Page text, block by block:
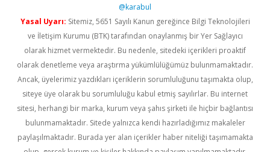
@karabul
Yasal Uyarı: Sitemiz, 5651 Sayılı Kanun gereğince Bilgi Teknolojileri
ve İletişim Kurumu (BTK) tarafından onaylanmış bir Yer Sağlayıcı
olarak hizmet vermektedir. Bu nedenle, sitedeki içerikleri proaktif
olarak denetleme veya araştırma yükümlülüğümüz bulunmamaktadır.
Ancak, üyelerimiz yazdıkları içeriklerin sorumluluğunu taşımakta olup,
siteye üye olarak bu sorumluluğu kabul etmiş sayılırlar. Bu internet
sitesi, herhangi bir marka, kurum veya şahıs şirketi ile hiçbir bağlantısı
bulunmamaktadır. Sitede yalnızca kendi hazırladığımız makaleler
paylaşılmaktadır. Burada yer alan içerikler haber niteliği taşımamakta